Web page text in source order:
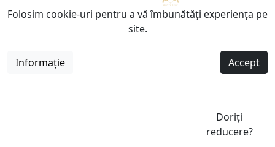
Folosim cookie-uri pentru a vă îmbunătăți experiența pe
site.
Informație Accept
Doriți
reducere?